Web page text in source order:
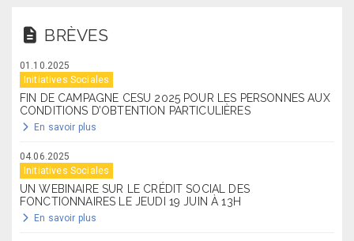
BRÈVES
01.10.2025
Initiatives Sociales
FIN DE CAMPAGNE CESU 2025 POUR LES PERSONNES AUX
CONDITIONS D’OBTENTION PARTICULIÈRES
En savoir plus
04.06.2025
Initiatives Sociales
UN WEBINAIRE SUR LE CRÉDIT SOCIAL DES
FONCTIONNAIRES LE JEUDI 19 JUIN À 13H
En savoir plus